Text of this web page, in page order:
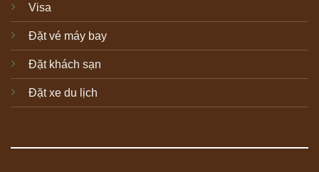
Visa
Đặt vé máy bay
Đặt khách sạn
Đặt xe du lịch